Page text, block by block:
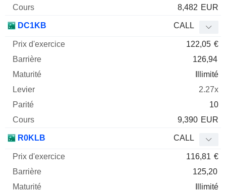
8,482 EUR
DC1KB CALL
122,05 €
126,94
Illimité
2.27x
10
9,390 EUR
R0KLB CALL
116,81 €
125,20
Illimité